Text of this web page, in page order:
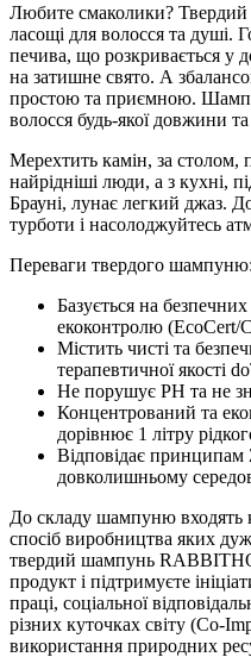
Любите смаколики?
ласощі для волосся та душі.
печива, що розкривається у
на затишне свято. А
простою та приємною.
волосся будь-якої довжини
Мерехтить камін, за
найрідніші люди, а з кухні,
Брауні, лунає легкий джаз.
турботи і насолоджуйтесь
Переваги твердого шампуню:
Базується на
екоконтролю (EcoCert/
Містить чисті та
терапевтичної якості
Не порушує РН та не
Концентрований та
дорівнює 1 літру
Відповідає принципам
довколишньому
До складу шампуню входять
спосіб виробництва яких
твердий шампунь
продукт і підтримуєте
праці, соціальної
різних куточках світу (Cо-
використання природних